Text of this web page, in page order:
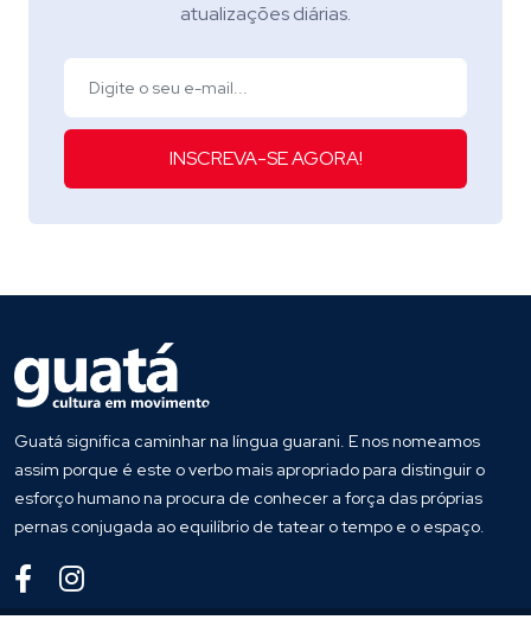
atualizações diárias.
INSCREVA-SE AGORA!
Guatá significa caminhar na língua guarani. E nos nomeamos
assim porque é este o verbo mais apropriado para distinguir o
esforço humano na procura de conhecer a força das próprias
pernas conjugada ao equilíbrio de tatear o tempo e o espaço.